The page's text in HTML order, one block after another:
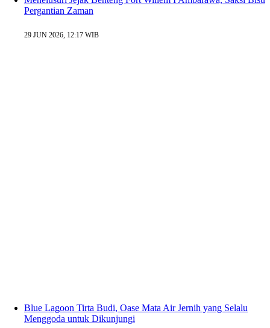
Pergantian Zaman
29 JUN 2026, 12:17 WIB
Blue Lagoon Tirta Budi, Oase Mata Air Jernih yang Selalu
Menggoda untuk Dikunjungi